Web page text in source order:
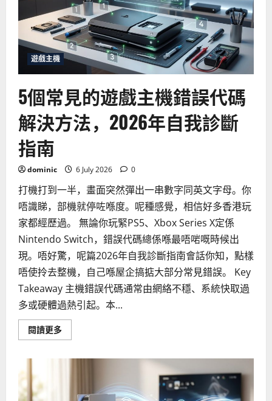
市
場
攻
略：
買
賣
注
意
事
與
價
格
趨
勢
遊戲主機
5個常見的遊戲主機錯誤代碼
解決方法，2026年自我診斷
指南
dominic 6 July 2026 0
打機打到一半，畫面突然彈出一串數字同英文字母。你
唔識睇，部機就停咗喺度。呢種感覺，相信好多香港玩
家都經歷過。 無論你玩緊PS5、Xbox Series X定係
Nintendo Switch，錯誤代碼總係喺最唔啱嘅時候出
現。唔好驚，呢篇2026年自我診斷指南會話你知，點樣
唔使拎去整機，自己喺屋企搞掂大部分常見錯誤。 Key
Takeaway 主機錯誤代碼通常由網絡不穩、系統快取過
多或硬體過熱引起。本...
閱讀更多Read
more